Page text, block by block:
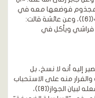
مجذوم فوضعها معه في
القصعة وقال: كُلْ ثقةً بالله وتوكلاً عليه»([6])، وعن عائشة قالت:
فراشي ويأكل في
إليه أنه لا نسخ، بل
والفرار منه على الاستحباب
والاحتياط لا الوجوب، وأما الأكل معه ففعله لبيان الجواز([8])،